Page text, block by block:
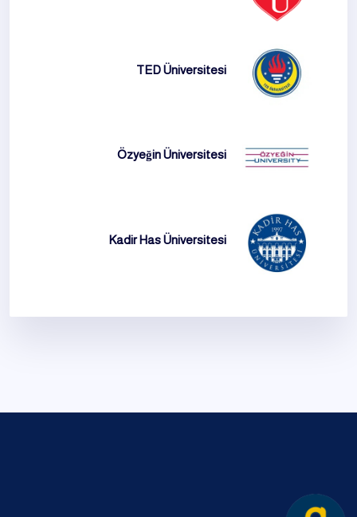
TED Üniversitesi
Özyeğin Üniversitesi
Kadir Has Üniversitesi